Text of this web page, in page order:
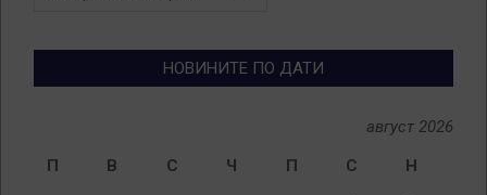
НОВИНИТЕ ПО ДАТИ
август 2026
П
В С Ч П С Н